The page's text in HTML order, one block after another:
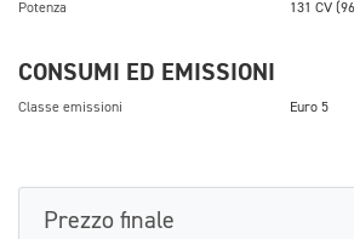
Potenza 131 CV
CONSUMI ED EMISSIONI
Classe emissioni Euro 5
Prezzo finale